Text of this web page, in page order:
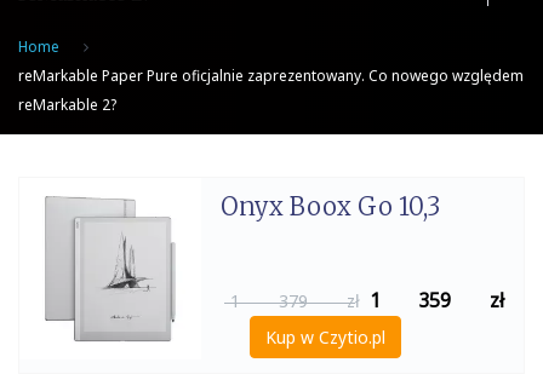
Home
reMarkable Paper Pure oficjalnie zaprezentowany. Co nowego względem
reMarkable 2?
Onyx Boox Go 10,3
1 379 zł 1 359 zł
Kup w Czytio.pl